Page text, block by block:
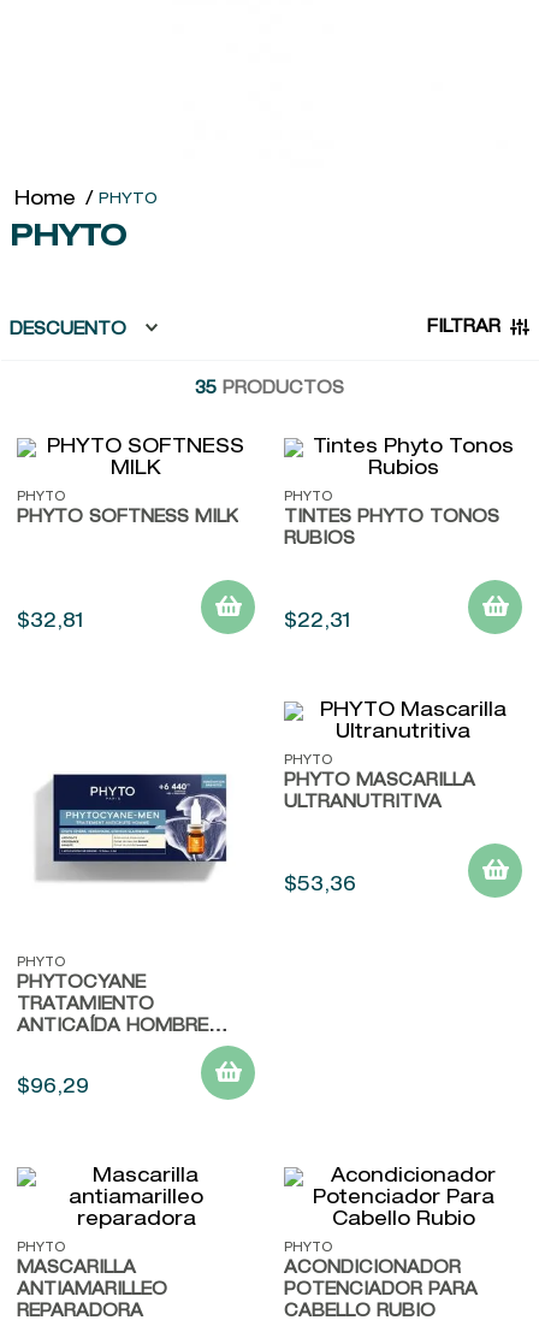
PHYTO
PHYTO
DESCUENTO FILTRAR
35 PRODUCTOS
PHYTO
PHYTO SOFTNESS MILK
$32,81
PHYTO
TINTES PHYTO TONOS
RUBIOS
$22,31
PHYTO
PHYTOCYANE
TRATAMIENTO
ANTICAÍDA HOMBRE
$96,29
PHYTO
PHYTO MASCARILLA
ULTRANUTRITIVA
$53,36
PHYTO
MASCARILLA
ANTIAMARILLEO
REPARADORA
PHYTO
ACONDICIONADOR
POTENCIADOR PARA
CABELLO RUBIO